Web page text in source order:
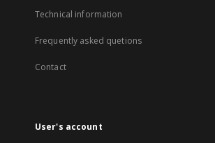
Technical information
Frequently asked quetions
Contact
User's account